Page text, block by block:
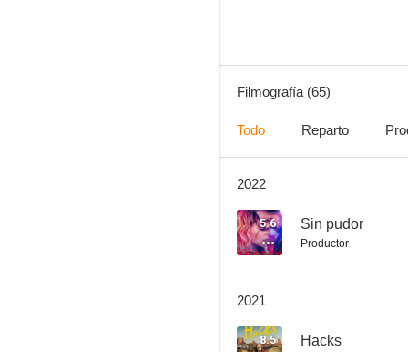
Filmografía (65)
Todo Reparto
2022
5.6 Sin pudor
Productor
2021
8.5 Hacks